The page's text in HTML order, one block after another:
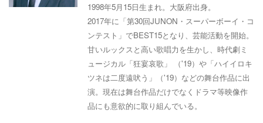
1998年5月15日生まれ。大阪府出身。
2017年に「第30回JUNON ・スーパーボーイ・コ
ンテスト」でBEST15となり、芸能活動を開始。
甘いルックスと高い歌唱力を生かし、時代劇ミ
ュージカル「狂宴哀歌」 （'19）や「ハイイロキ
ツネは二度遠吠う」（'19）などの舞台作品に出
演。現在は舞台作品だけでなくドラマ等映像作
品にも意欲的に取り組んでいる。